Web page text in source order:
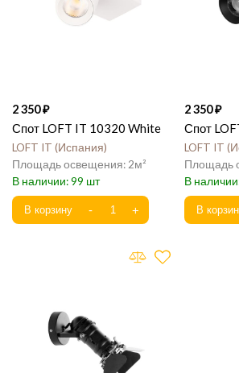
2 350
Спот LOFT IT 10320 White
LOFT IT Испания
2
99
2 350
Спот
LOFT IT